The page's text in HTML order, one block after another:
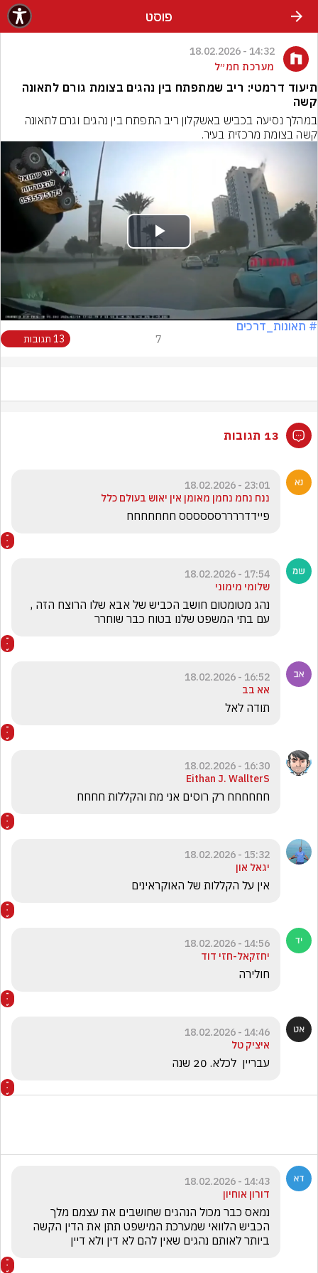
פוסט
14:32 - 18.02.2026
מערכת חמ״ל
תיעוד דרמטי: ריב שמתפתח בין נהגים בצומת גורם לתאונה
קשה
קשה בצומת מרכזית בעיר.
Play
Video
# תאונות_דרכים
7 13 תגובות
13 תגובות
23:01 - 18.02.2026
ננח נחמ נחמן מאומן אין יאוש בעולם כלל
פיידדררררסססססס חחחחחחח
17:54 - 18.02.2026
שלומי מימוני
עם בתי המשפט שלנו בטוח כבר שוחרר
16:52 - 18.02.2026
אא בב
תודה לאל
16:30 - 18.02.2026
Eithan J. WallterS
חחחחחח רק רוסים אני מת והקללות חחחח
15:32 - 18.02.2026
יגאל און
אין על הקללות של האוקראינים
14:56 - 18.02.2026
יחזקאל-חזי דוד
חולירה
14:46 - 18.02.2026
איציק טל
עבריין  לכלא. 20 שנה
14:43 - 18.02.2026
דורון אוחיון
ביותר לאותם נהגים שאין להם לא דין ולא דיין